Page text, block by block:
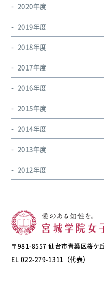
2020年度
2019年度
2018年度
2017年度
2016年度
2015年度
2014年度
2013年度
2012年度
〒981-8557 仙台市青葉区桜ケ
EL 022-279-1311（代表）